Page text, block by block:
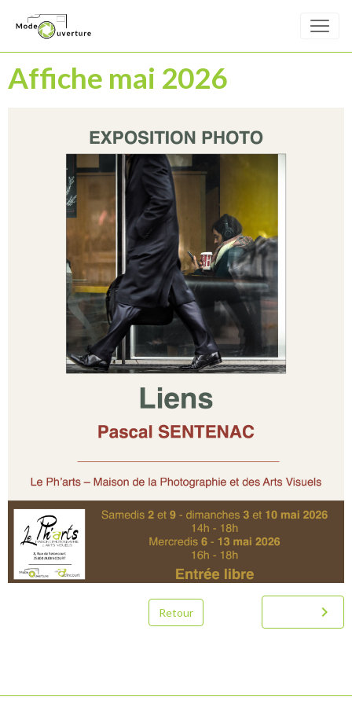
Affiche mai 2026
Retour